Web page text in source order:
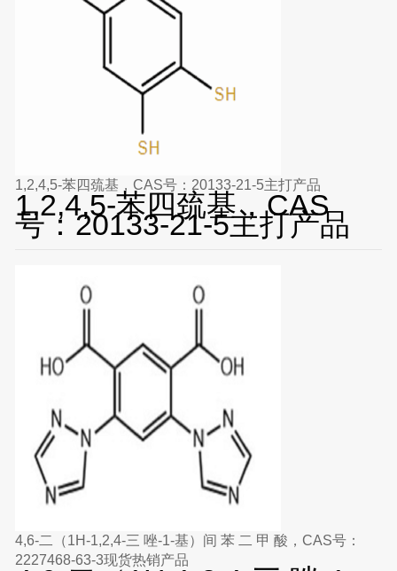
1,2,4,5-苯四巯基，CAS号：20133-21-5主打产品
1,2,4,5-苯四巯基，CAS
号：20133-21-5主打产品
4,6-二（1H-1,2,4-三 唑-1-基）间 苯 二 甲 酸，CAS号：
2227468-63-3现货热销产品